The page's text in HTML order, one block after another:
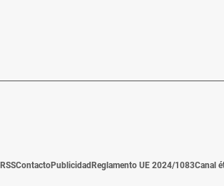
ContactoPublicidadReglamento UE 2024/1083Canal